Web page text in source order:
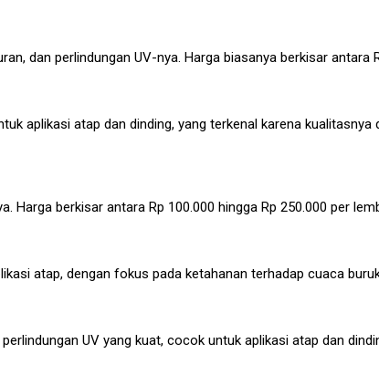
dan perlindungan UV-nya. Harga biasanya berkisar antara
aplikasi atap dan dinding, yang terkenal karena
Harga berkisar antara Rp 100.000 hingga Rp 250.000 per
atap, dengan fokus pada ketahanan terhadap cuaca
UV yang kuat, cocok untuk aplikasi atap dan